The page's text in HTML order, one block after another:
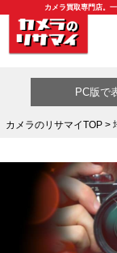
カメラ買取専門店。
買取カテゴリ一覧
PC版で
カメラのリサマイTOP>